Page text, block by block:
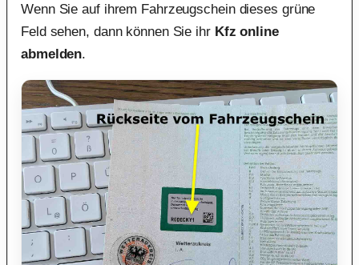
Wenn Sie auf ihrem Fahrzeugschein dieses grüne
Feld sehen, dann können Sie ihr Kfz online
abmelden.